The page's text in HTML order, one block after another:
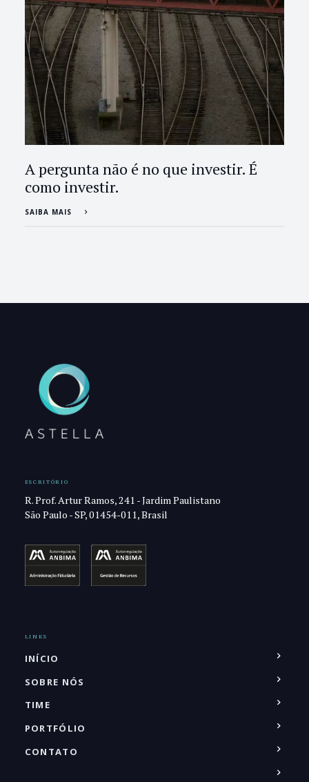
A pergunta não é no que investir. É
como investir.
SAIBA MAIS
ESCRITÓRIO
R. Prof. Artur Ramos, 241 - Jardim Paulistano
São Paulo - SP, 01454-011, Brasil
LINKS
INÍCIO
SOBRE NÓS
TIME
PORTFÓLIO
CONTATO